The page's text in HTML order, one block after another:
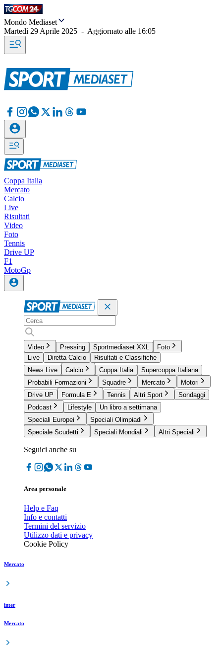
Mondo Mediaset
Martedì 29 Aprile 2025 - Aggiornato alle 16:05
Coppa Italia
Mercato
Calcio
Live
Risultati
Video
Foto
Tennis
Drive UP
F1
MotoGp
Video Pressing Sportmediaset XXL
Foto
Live
Diretta Calcio
Risultati e Classifiche
News Live
Calcio Coppa Italia
Supercoppa Italiana
Probabili Formazioni
Squadre Mercato
Motori
Drive UP
Formula E Tennis Altri Sport
Sondaggi
Podcast
Lifestyle
Un libro a settimana
Speciali Europei
Speciali Olimpiadi
Speciale Scudetti
Speciali Mondiali Altri Speciali
Seguici anche su
Area personale
Help e Faq
Info e contatti
Termini del servizio
Utilizzo dati e privacy
Cookie Policy
Mercato
inter
Mercato